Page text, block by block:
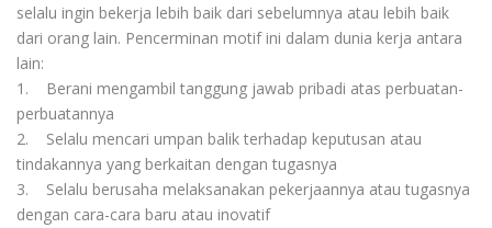
selalu ingin bekerja lebih baik dari sebelumnya atau lebih baik
dari orang lain. Pencerminan motif ini dalam dunia kerja antara
lain:
1. Berani mengambil tanggung jawab pribadi atas perbuatan-
perbuatannya
2. Selalu mencari umpan balik terhadap keputusan atau
tindakannya yang berkaitan dengan tugasnya
3. Selalu berusaha melaksanakan pekerjaannya atau tugasnya
dengan cara-cara baru atau inovatif